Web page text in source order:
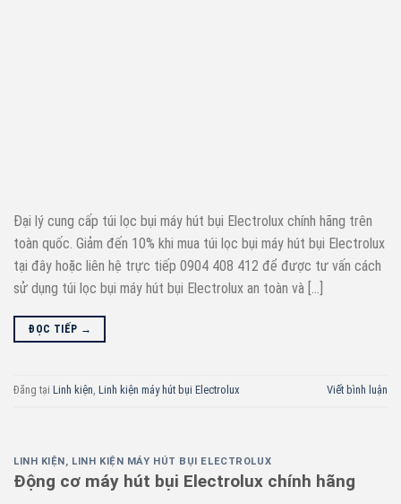
Đại lý cung cấp túi lọc bụi máy hút bụi Electrolux chính hãng trên
toàn quốc. Giảm đến 10% khi mua túi lọc bụi máy hút bụi Electrolux
tại đây hoặc liên hệ trực tiếp 0904 408 412 để được tư vấn cách
sử dụng túi lọc bụi máy hút bụi Electrolux an toàn và […]
ĐỌC TIẾP →
Đăng tại Linh kiện Linh kiện máy hút bụi Electrolux Viết bình luận
LINH KIỆN, LINH KIỆN MÁY HÚT BỤI ELECTROLUX
Động cơ máy hút bụi Electrolux chính hãng